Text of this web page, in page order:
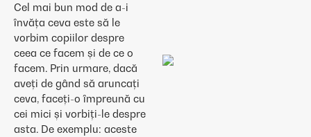
Cel mai bun mod de a-i
învăța ceva este să le
vorbim copiilor despre
ceea ce facem și de ce o
facem. Prin urmare, dacă
aveți de gând să aruncați
ceva, faceți-o împreună cu
cei mici și vorbiți-le despre
asta. De exemplu: aceste